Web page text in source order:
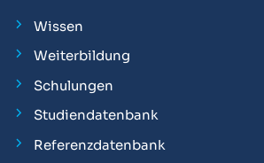
Wissen
Weiterbildung
Schulungen
Studiendatenbank
Referenzdatenbank